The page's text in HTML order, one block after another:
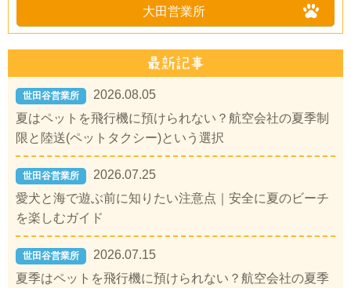
大田営業所
世田谷営業所
2026.08.05
夏はペットを飛行機に預けられない？航空会社の夏季制
限と陸送(ペットタクシー)という選択
世田谷営業所
2026.07.25
愛犬と海で遊ぶ前に知りたい注意点｜安全に夏のビーチ
を楽しむガイド
世田谷営業所
2026.07.15
夏季はペットを飛行機に預けられない？航空会社の夏季